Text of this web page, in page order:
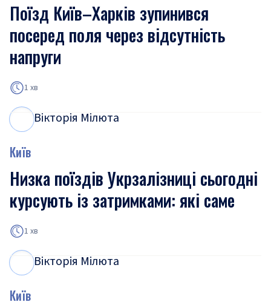
Поїзд Київ–Харків зупинився
посеред поля через відсутність
напруги
1 хв
Вікторія Мілюта
Київ
Низка поїздів Укрзалізниці сьогодні
курсують із затримками: які саме
1 хв
Вікторія Мілюта
Київ